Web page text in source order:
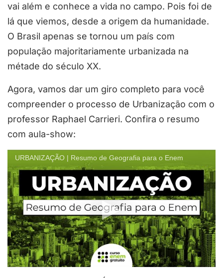
vai além e conhece a vida no campo. Pois foi de
lá que viemos, desde a origem da humanidade.
O Brasil apenas se tornou um país com
população majoritariamente urbanizada na
métade do século XX.
Agora, vamos dar um giro completo para você
compreender o processo de Urbanização com o
professor Raphael Carrieri. Confira o resumo
com aula-show:
URBANIZAÇÃO | Resumo de Geografia para o Enem